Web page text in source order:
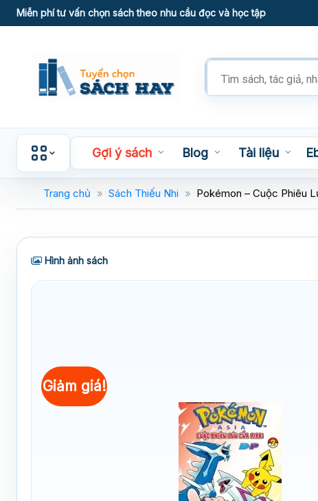
Skip
to
Miễn phí tư vấn chọn sách theo nhu cầu đọc và học tập
Tìm
kiếm
phẩm
Gợi ý sách Blog Tài liệu
Trang chủ » Sách Thiếu Nhi » Pokémon – Cuộc Phiêu
Hình ảnh sách
Giảm giá!